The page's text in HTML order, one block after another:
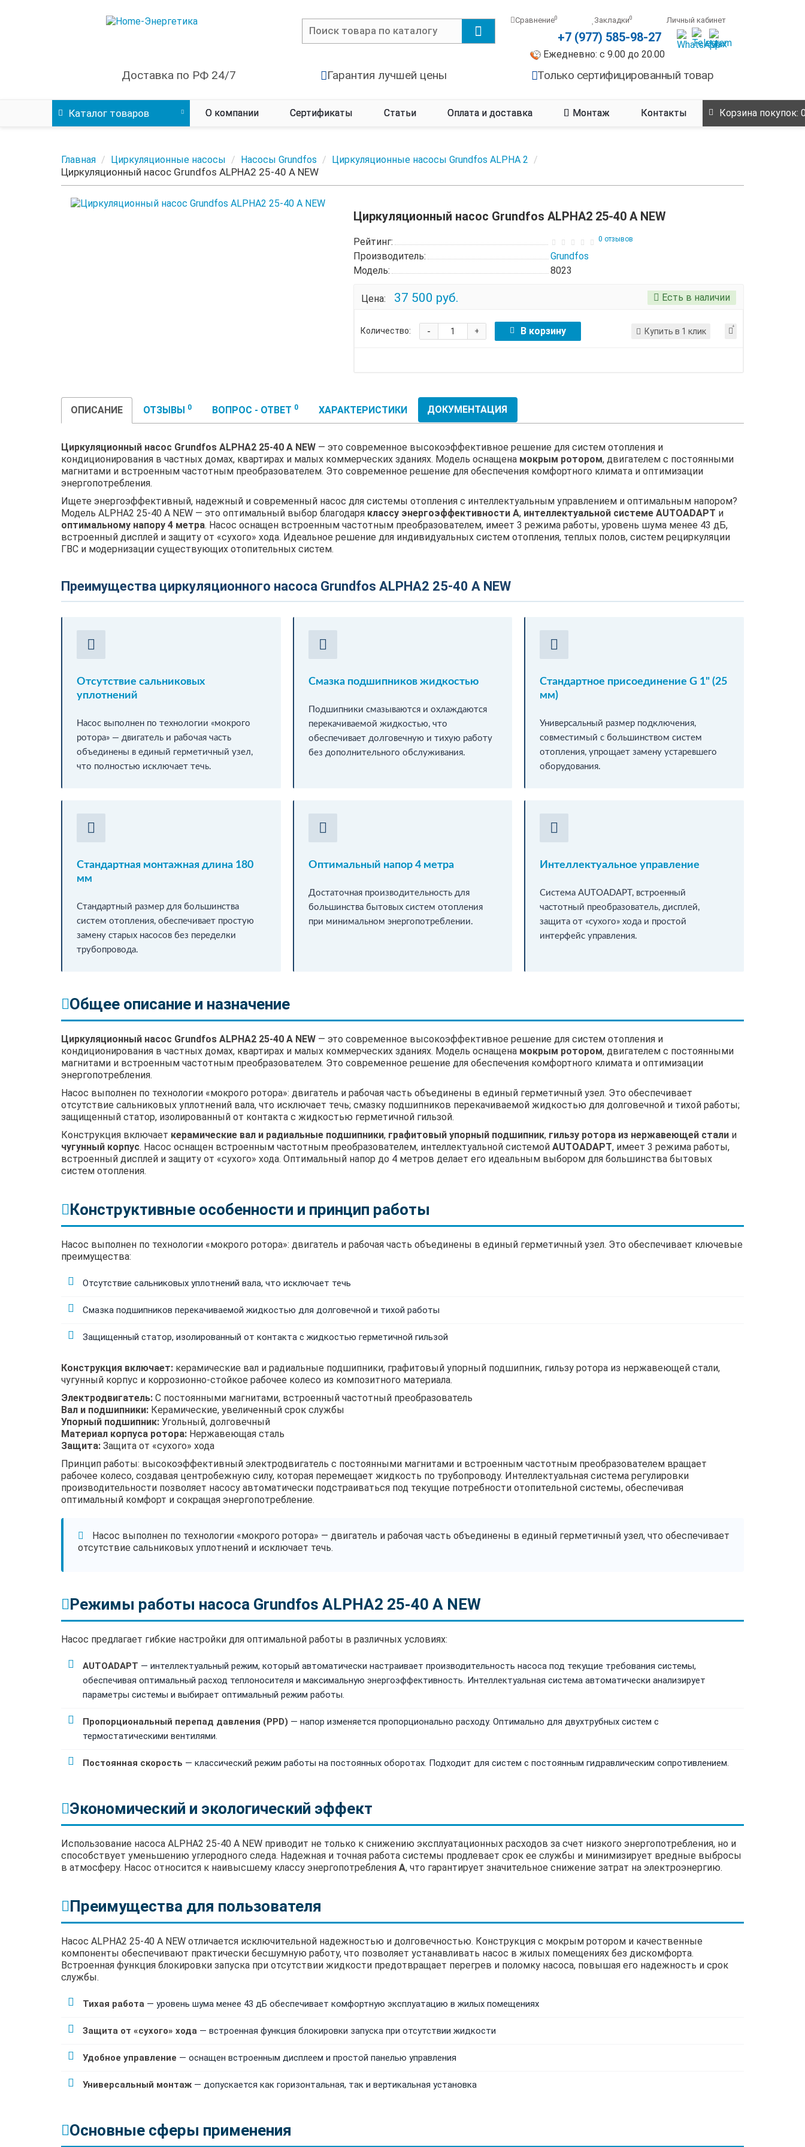
Сравнение0 Закладки0 Личный кабинет
+7 (977) 585-98-27
Ежедневно: с 9.00 до 20.00
Доставка по РФ 24/7 Гарантия лучшей цены Только сертифицированный товар
Каталог товаров О компании Сертификаты Статьи Оплата и доставка Монтаж Контакты Корзина покупок:
Главная Циркуляционные насосы Насосы Grundfos Циркуляционные насосы Grundfos ALPHA 2
Циркуляционный насос Grundfos ALPHA2 25-40 A NEW
Циркуляционный насос Grundfos ALPHA2 25-40 A NEW
Рейтинг: 0 отзывов
Производитель:
Grundfos
Модель:
8023
Цена: 37 500 руб. Есть в наличии
Количество: +
- В корзину Купить в 1 клик
ОПИСАНИЕ ОТЗЫВЫ 0 ВОПРОС - ОТВЕТ 0 ХАРАКТЕРИСТИКИ ДОКУМЕНТАЦИЯ
Циркуляционный насос Grundfos ALPHA2 25-40 A NEW — это современное высокоэффективное решение для систем отопления и
кондиционирования в частных домах, квартирах и малых коммерческих зданиях. Модель оснащена мокрым ротором, двигателем с постоянными
магнитами и встроенным частотным преобразователем. Это современное решение для обеспечения комфортного климата и оптимизации
энергопотребления.
Ищете энергоэффективный, надежный и современный насос для системы отопления с интеллектуальным управлением и оптимальным напором?
Модель ALPHA2 25-40 A NEW — это оптимальный выбор благодаря классу энергоэффективности А, интеллектуальной системе AUTOADAPT и
оптимальному напору 4 метра. Насос оснащен встроенным частотным преобразователем, имеет 3 режима работы, уровень шума менее 43 дБ,
встроенный дисплей и защиту от «сухого» хода. Идеальное решение для индивидуальных систем отопления, теплых полов, систем рециркуляции
ГВС и модернизации существующих отопительных систем.
Преимущества циркуляционного насоса Grundfos ALPHA2 25-40 A NEW
Отсутствие сальниковых
уплотнений
Насос выполнен по технологии «мокрого
ротора» — двигатель и рабочая часть
объединены в единый герметичный узел,
что полностью исключает течь.
Смазка подшипников жидкостью
Подшипники смазываются и охлаждаются
перекачиваемой жидкостью, что
обеспечивает долговечную и тихую работу
без дополнительного обслуживания.
Стандартное присоединение G 1" (25
мм)
Универсальный размер подключения,
совместимый с большинством систем
отопления, упрощает замену устаревшего
оборудования.
Стандартная монтажная длина 180
мм
Стандартный размер для большинства
систем отопления, обеспечивает простую
замену старых насосов без переделки
трубопровода.
Оптимальный напор 4 метра
Достаточная производительность для
большинства бытовых систем отопления
при минимальном энергопотреблении.
Интеллектуальное управление
Система AUTOADAPT, встроенный
частотный преобразователь, дисплей,
защита от «сухого» хода и простой
интерфейс управления.
Общее описание и назначение
Циркуляционный насос Grundfos ALPHA2 25-40 A NEW — это современное высокоэффективное решение для систем отопления и
кондиционирования в частных домах, квартирах и малых коммерческих зданиях. Модель оснащена мокрым ротором, двигателем с постоянными
магнитами и встроенным частотным преобразователем. Это современное решение для обеспечения комфортного климата и оптимизации
энергопотребления.
Насос выполнен по технологии «мокрого ротора»: двигатель и рабочая часть объединены в единый герметичный узел. Это обеспечивает
отсутствие сальниковых уплотнений вала, что исключает течь; смазку подшипников перекачиваемой жидкостью для долговечной и тихой работы;
защищенный статор, изолированный от контакта с жидкостью герметичной гильзой.
Конструкция включает керамические вал и радиальные подшипники, графитовый упорный подшипник, гильзу ротора из нержавеющей стали и
чугунный корпус. Насос оснащен встроенным частотным преобразователем, интеллектуальной системой AUTOADAPT, имеет 3 режима работы,
встроенный дисплей и защиту от «сухого» хода. Оптимальный напор до 4 метров делает его идеальным выбором для большинства бытовых
систем отопления.
Конструктивные особенности и принцип работы
Насос выполнен по технологии «мокрого ротора»: двигатель и рабочая часть объединены в единый герметичный узел. Это обеспечивает ключевые
преимущества:
Отсутствие сальниковых уплотнений вала, что исключает течь
Смазка подшипников перекачиваемой жидкостью для долговечной и тихой работы
Защищенный статор, изолированный от контакта с жидкостью герметичной гильзой
Конструкция включает: керамические вал и радиальные подшипники, графитовый упорный подшипник, гильзу ротора из нержавеющей стали,
чугунный корпус и коррозионно-стойкое рабочее колесо из композитного материала.
Электродвигатель: С постоянными магнитами, встроенный частотный преобразователь
Вал и подшипники: Керамические, увеличенный срок службы
Упорный подшипник: Угольный, долговечный
Материал корпуса ротора: Нержавеющая сталь
Защита: Защита от «сухого» хода
Принцип работы: высокоэффективный электродвигатель с постоянными магнитами и встроенным частотным преобразователем вращает
рабочее колесо, создавая центробежную силу, которая перемещает жидкость по трубопроводу. Интеллектуальная система регулировки
производительности позволяет насосу автоматически подстраиваться под текущие потребности отопительной системы, обеспечивая
оптимальный комфорт и сокращая энергопотребление.
Насос выполнен по технологии «мокрого ротора» — двигатель и рабочая часть объединены в единый герметичный узел, что обеспечивает
отсутствие сальниковых уплотнений и исключает течь.
Режимы работы насоса Grundfos ALPHA2 25-40 A NEW
Насос предлагает гибкие настройки для оптимальной работы в различных условиях:
AUTOADAPT — интеллектуальный режим, который автоматически настраивает производительность насоса под текущие требования системы,
обеспечивая оптимальный расход теплоносителя и максимальную энергоэффективность. Интеллектуальная система автоматически анализирует
параметры системы и выбирает оптимальный режим работы.
Пропорциональный перепад давления (PPD) — напор изменяется пропорционально расходу. Оптимально для двухтрубных систем с
термостатическими вентилями.
Постоянная скорость — классический режим работы на постоянных оборотах. Подходит для систем с постоянным гидравлическим сопротивлением.
Экономический и экологический эффект
Использование насоса ALPHA2 25-40 A NEW приводит не только к снижению эксплуатационных расходов за счет низкого энергопотребления, но и
способствует уменьшению углеродного следа. Надежная и точная работа системы продлевает срок ее службы и минимизирует вредные выбросы
в атмосферу. Насос относится к наивысшему классу энергопотребления А, что гарантирует значительное снижение затрат на электроэнергию.
Преимущества для пользователя
Насос ALPHA2 25-40 A NEW отличается исключительной надежностью и долговечностью. Конструкция с мокрым ротором и качественные
компоненты обеспечивают практически бесшумную работу, что позволяет устанавливать насос в жилых помещениях без дискомфорта.
Встроенная функция блокировки запуска при отсутствии жидкости предотвращает перегрев и поломку насоса, повышая его надежность и срок
службы.
Тихая работа — уровень шума менее 43 дБ обеспечивает комфортную эксплуатацию в жилых помещениях
Защита от «сухого» хода — встроенная функция блокировки запуска при отсутствии жидкости
Удобное управление — оснащен встроенным дисплеем и простой панелью управления
Универсальный монтаж — допускается как горизонтальная, так и вертикальная установка
Основные сферы применения